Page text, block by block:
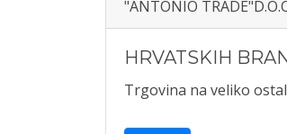
"ANTONIO
HRVATSKIH
Trgovina na veliko